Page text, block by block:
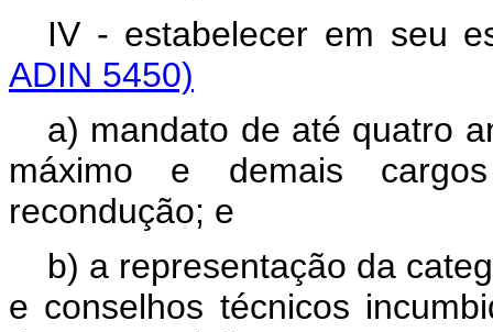
IV - estabelecer em
ADIN 5450)
a) mandato de até quatro
máximo e demais
recondução; e
b) a representação da
e conselhos técnicos